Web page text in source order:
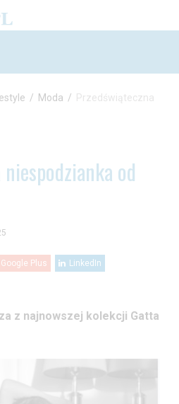
/ Moda / Przedświąteczna
od
Google Plus LinkedIn
z najnowszej kolekcji Gatta